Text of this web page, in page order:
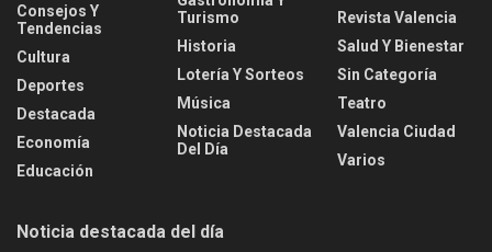
Consejos Y
Tendencias
Cultura
Deportes
Destacada
Economía
Educación
Turismo
Historia
Lotería Y Sorteos
Música
Noticia Destacada
Del Día
Revista Valencia
Salud Y Bienestar
Sin Categoría
Teatro
Valencia Ciudad
Varios
Noticia destacada del día